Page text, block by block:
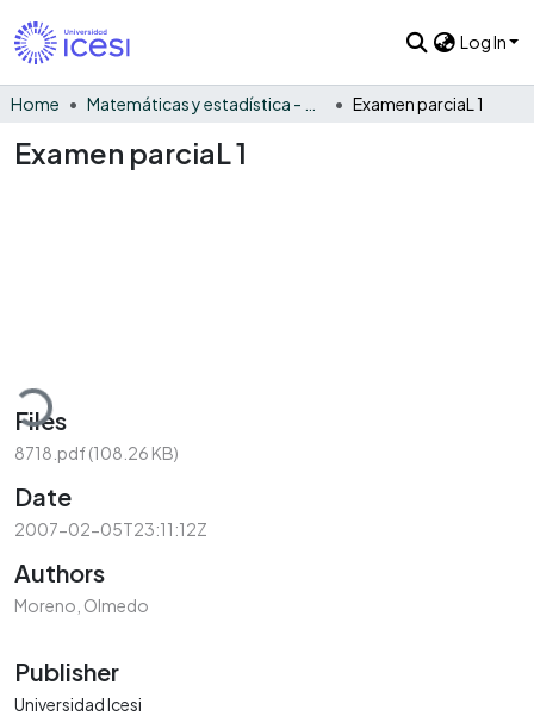
Log In
Home Examen parciaL 1
Examen parciaL 1
Files
8718.pdf(108.26 KB)
Date
2007-02-05T23:11:12Z
Authors
Moreno, Olmedo
Publisher
Universidad Icesi